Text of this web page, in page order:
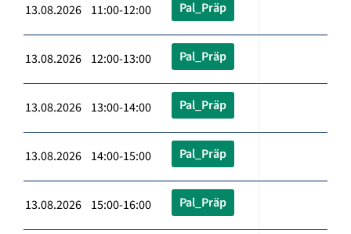
13.08.2026 11:00-12:00 Pal_Präp
13.08.2026 12:00-13:00 Pal_Präp
13.08.2026 13:00-14:00 Pal_Präp
13.08.2026 14:00-15:00 Pal_Präp
13.08.2026 15:00-16:00 Pal_Präp